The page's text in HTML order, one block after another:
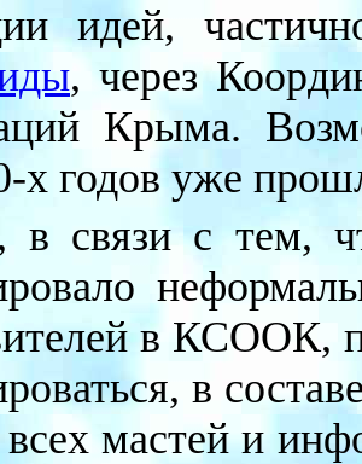
идей,
, через
Крыма.
х годов уже
в связи с тем,
в КСООК,
в
всех мастей и